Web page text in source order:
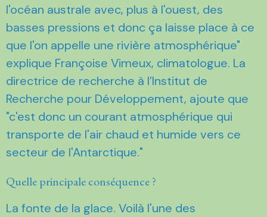
l'océan australe avec, plus à l'ouest, des
basses pressions et donc ça laisse place à ce
que l'on appelle une rivière atmosphérique"
explique Françoise Vimeux, climatologue. La
directrice de recherche à l’Institut de
Recherche pour Développement, ajoute que
"c'est donc un courant atmosphérique qui
transporte de l'air chaud et humide vers ce
secteur de l'Antarctique."
Quelle principale conséquence ?
La fonte de la glace. Voilà l'une des